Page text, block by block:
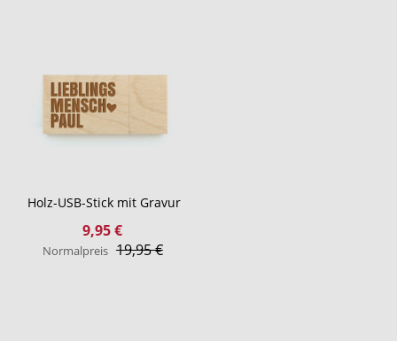
Holz-USB-Stick mit Gravur
Sonderangebot
9,95 €
Normalpreis 19,95 €